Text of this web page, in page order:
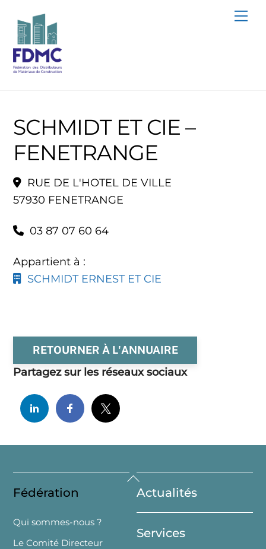
content
SCHMIDT ET CIE –
FENETRANGE
RUE DE L'HOTEL DE VILLE
57930 FENETRANGE
03 87 07 60 64
Appartient à :
SCHMIDT ERNEST ET CIE
RETOURNER À L'ANNUAIRE
Partagez sur les réseaux sociaux
Back
To
Top
Fédération
Qui sommes-nous ?
Le Comité Directeur
Actualités
Services